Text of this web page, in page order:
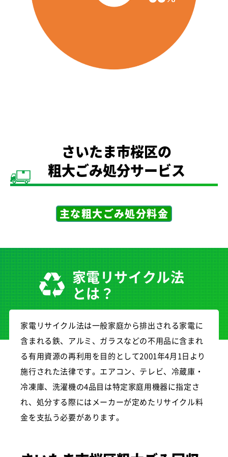
さいたま市桜区の
粗大ごみ処分サービス
主な粗大ごみ処分料金
家電リサイクル法
とは？
家電リサイクル法は一般家庭から排出される家電に
含まれる鉄、アルミ、ガラスなどの不用品に含まれ
る有用資源の再利用を目的として2001年4月1日より
施行された法律です。エアコン、テレビ、冷蔵庫・
冷凍庫、洗濯機の4品目は特定家庭用機器に指定さ
れ、処分する際にはメーカーが定めたリサイクル料
金を支払う必要があります。